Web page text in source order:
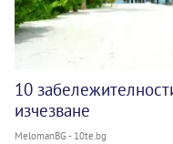
10
изчезване
MelomanBG - 10te.bg